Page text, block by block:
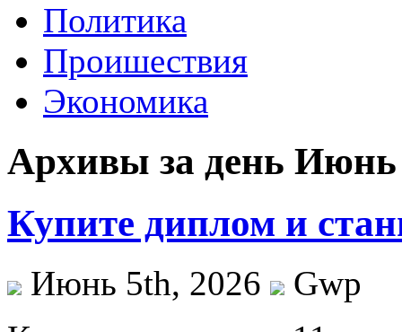
Политика
Проишествия
Экономика
Архивы за день Июнь
Купите диплом и
Июнь 5th, 2026
Gwp